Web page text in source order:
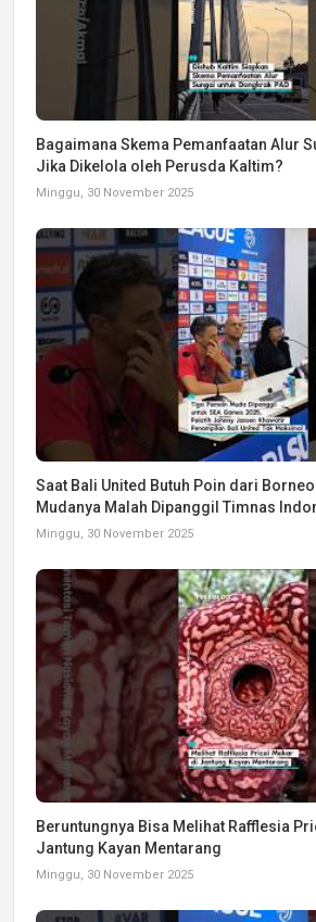
Bagaimana Skema Pemanfaatan Alur
Jika Dikelola oleh Perusda Kaltim?
Minggu, 30 November 2025
Saat Bali United Butuh Poin dari
Mudanya Malah Dipanggil Timnas
Minggu, 30 November 2025
Beruntungnya Bisa Melihat Rafflesia
Jantung Kayan Mentarang
Minggu, 30 November 2025